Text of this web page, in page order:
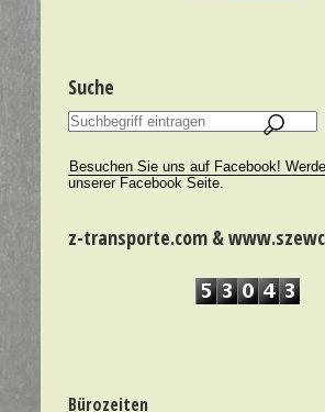
Suche
Besuchen Sie uns auf Facebook!
unserer Facebook Seite.
transporte.com &
Bürozeiten